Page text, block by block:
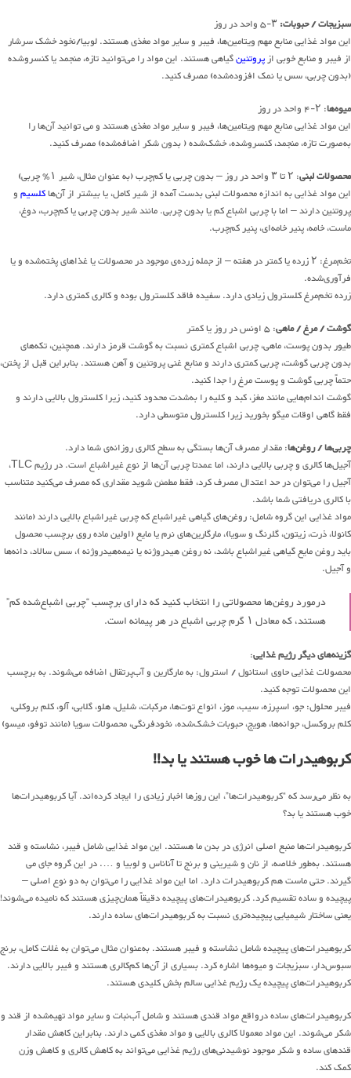
سبزیجات / حبوبات: ۳-۵ واحد در روز
این مواد غذایی منابع مهم ویتامین‌ها، فیبر و سایر مواد مغذی هستند. لوبیا/نخود خشک سرشار
از فیبر و منابع خوبی ازپروتئینگیاهی هستند. این مواد را می‌توانید تازه، منجمد یا کنسرو‌شده
(بدون چربی، سس یا نمک افزوده‌شده) مصرف کنید.
میوه‌ها: ۲-۴ واحد در روز
این مواد غذایی منابع مهم ویتامین‌ها، فیبر و سایر مواد مغذی هستند و می توانید آن‌ها را
به‌صورت تازه، منجمد، کنسروشده، خشک‌شده ( بدون شکر اضافه‌شده) مصرف کنید.
محصولات لبنی: ۲ تا ۳ واحد در روز – بدون چربی یا کم‌چرب (به عنوان مثال، شیر ۱٪ چربی)
این مواد غذایی به اندازه محصولات لبنی بدست آمده از شیر کامل، یا بیشتر از آن‌هاکلسیمو
پروتئین دارند – اما با چربی اشباع کم یا بدون چربی. مانند شیر بدون چربی یا کم‌چرب، دوغ،
ماست، خامه، پنیر خامه‌ای، پنیر کم‌چرب.
تخم‌مرغ: ۲ زرده یا کمتر در هفته – از جمله زرده‌ی موجود در محصولات یا غذاهای پخته‌شده و یا
فرآوری‌شده.
زرده تخم‌مرغ کلسترول زیادی دارد. سفیده فاقد کلسترول بوده و کالری کمتری دارد.
گوشت / مرغ / ماهی: ۵ اونس در روز یا کمتر
طیور بدون پوست، ماهی، چربی اشباع کمتری نسبت به گوشت قرمز دارند. همچنین، تکه‌های
بدون چربی گوشت، چربی کمتری دارند و منابع غنی پروتئین و آهن هستند. بنابراین قبل از پختن،
حتماً چربی گوشت و پوست مرغ را جدا کنید.
گوشت اندام‌هایی مانند مغز، کبد و کلیه را به‌شدت محدود کنید، زیرا کلسترول بالایی دارند و
فقط گاهی اوقات میگو بخورید زیرا کلسترول متوسطی دارد.
چربی‌ها / روغن‌ها: مقدار مصرف آن‌ها بستگی به سطح کالری روزانه‌ی شما دارد.
آجیل‌ها کالری و چربی بالایی دارند، اما عمدتا چربی آن‌ها از نوع غیراشباع است. در رژیم TLC،
آجیل را می‌توان در حد اعتدال مصرف کرد، فقط مطمئن شوید مقداری که مصرف می‌کنید متناسب
با کالری دریافتی شما باشد.
مواد غذایی این گروه شامل: روغن‌های گیاهی غیراشباع که چربی غیراشباع بالایی دارند (مانند
کانولا، ذرت، زیتون، گلرنگ و سویا)، مارگارین‌های نرم یا مایع (اولین ماده روی برچسب محصول
باید روغن مایع گیاهی غیراشباع باشد، نه روغن هیدروژنه یا نیمه‌هیدروژنه )، سس سالاد، دانه‌ها
و آجیل.
درمورد روغن‌ها محصولاتی را انتخاب کنید که دارای برچسب “چربی اشباع‌شده کم”
هستند، که معادل ۱ گرم چربی اشباع در هر پیمانه است.
گزینه‌های دیگر رژیم غذایی:
محصولات غذایی حاوی استانول / استرول: به مارگارین و آب‌پرتقال اضافه می‌شوند. به برچسب
این محصولات توجه کنید.
فیبر محلول: جو، اسپرزه، سیب، موز، انواع توت‌ها، مرکبات، شلیل، هلو، گلابی، آلو، کلم بروکلی،
کلم بروکسل، جوانه‌ها، هویج، حبوبات خشک‌شده، نخودفرنگی، محصولات سویا (مانند توفو، میسو)
کربوهیدرات ها خوب هستند یا بد!!
به نظر می‌رسد که “کربوهیدرات‌ها”، این روزها اخبار زیادی را ایجاد کرده‌اند. آیا کربوهیدرات‌ها
خوب هستند یا بد؟
کربوهیدرات‌ها منبع اصلی انرژی در بدن ما هستند. این مواد غذایی شامل فیبر، نشاسته و قند
هستند. به‌طور خلاصه، از نان و شیرینی و برنج تا آناناس و لوبیا و …. در این گروه جای می
گیرند. حتی ماست هم کربوهیدرات دارد. اما این مواد غذایی را می‌توان به دو نوع اصلی –
پیچیده و ساده تقسیم کرد. کربوهیدرات‌های پیچیده دقیقاً همان‌چیزی هستند که نامیده می‌شوند!
یعنی ساختار شیمیایی پیچیده‌تری نسبت به کربوهیدرات‌های ساده دارند.
کربوهیدرات‌های پیچیده شامل نشاسته و فیبر هستند. به‌عنوان مثال می‌توان به غلات کامل، برنج
سبوس‌دار، سبزیجات و میوه‌ها اشاره کرد. بسیاری از آن‌ها کم‌کالری هستند و فیبر بالایی دارند.
کربوهیدرات‌های پیچیده یک رژیم غذایی سالم بخش کلیدی هستند.
کربوهیدرات‌های ساده درواقع مواد قندی هستند و شامل آب‌نبات و سایر مواد تهیه‌شده از قند و
شکر می‌شوند. این مواد معمولا کالری بالایی و مواد مغذی کمی دارند. بنابراین کاهش مقدار
قندهای ساده و شکر موجود نوشیدنی‌های رژیم غذایی می‌تواند به کاهش کالری و کاهش وزن
کمک کند.